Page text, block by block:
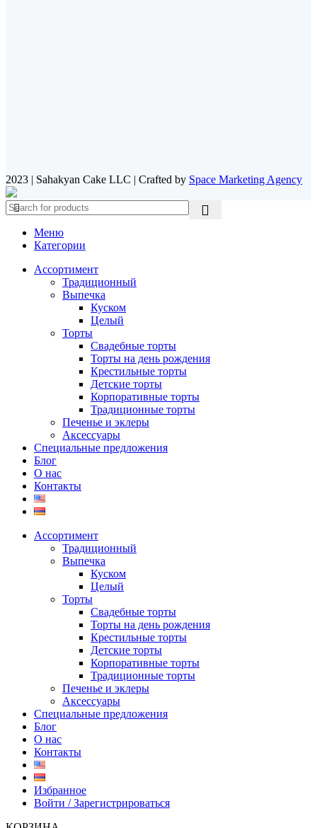
2023 | Sahakyan Cake LLC | Crafted by Space Marketing Agency
Меню
Категории
Ассортимент
Традиционный
Выпечка
Куском
Целый
Торты
Свадебные торты
Торты на день рождения
Крестильные торты
Детские торты
Корпоративные торты
Традиционные торты
Печенье и эклеры
Аксессуары
Специальные предложения
Блог
О нас
Контакты
Ассортимент
Традиционный
Выпечка
Куском
Целый
Торты
Свадебные торты
Торты на день рождения
Крестильные торты
Детские торты
Корпоративные торты
Традиционные торты
Печенье и эклеры
Аксессуары
Специальные предложения
Блог
О нас
Контакты
Избранное
Войти / Зарегистрироваться